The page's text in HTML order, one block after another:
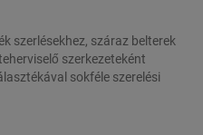
szerlésekhez, száraz belterek
szerkezeteként
sokféle szerelési